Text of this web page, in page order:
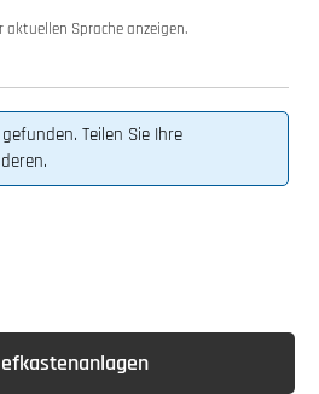
Sprache anzeigen.
Teilen Sie Ihre